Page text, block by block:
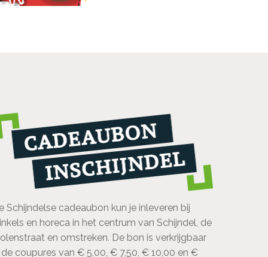
Schijndelse cadeaubon kun je inleveren bij
en horeca in het centrum van Schijndel, de
en omstreken. De bon is verkrijgbaar
de coupures van € 5,00, € 7,50, € 10,00 en €